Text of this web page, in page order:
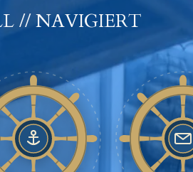
// NAVIGIERT